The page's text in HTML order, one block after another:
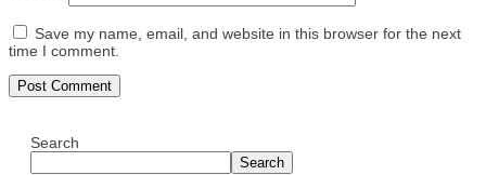
Save my name, email, and website in this browser for the next
time I comment.
Search
Search